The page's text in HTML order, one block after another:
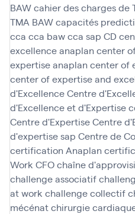
BAWcahier des charges de
TMA BAWcapacités
cca cca bawcca sap CD
excellence anaplan center
expertise anaplan center of
center of expertise and
d'ExcellenceCentre
d'Excellence et d'Expertise
Centre d'ExpertiseCentre
d'expertise sap Centre de
certification Anaplan
Work CFOchaîne
challenge associatif
at work challenge collectif
mécénat chirurgie